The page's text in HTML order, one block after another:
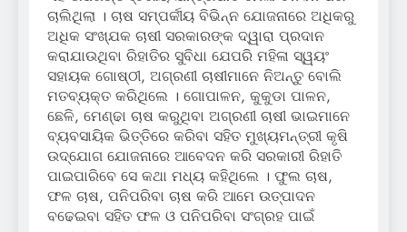
ଚାଲିଥିଲା । ଚାଷ ସମ୍ପର୍କୀୟ ବିଭିନ୍ନ ଯୋଜନାରେ ଅଧିକରୁ
ଅଧିକ ସଂଖ୍‌ଯକ ଚାଷୀ ସରକାରଙ୍କ ଦ୍ୱାରା ପ୍ରଦାନ
କରାଯାଉଥିବା ରିହାତିର ସୁବିଧା ଯେପରି ମହିଳା ସ୍ୱୟଂ
ସହାୟକ ଗୋଷ୍ଠୀ, ଅଗ୍ରଣୀ ଚାଷୀମାନେ ନିଅନ୍ତୁ ବୋଲି
ମତବ୍ୟକ୍ତ କରିଥିଲେ । ଗୋପାଳନ, କୁକୁଡା ପାଳନ,
ଛେଳି, ମେଣ୍ଢା ଚାଷ କରୁଥିବା ଅଗ୍ରଣୀ ଚାଷୀ ଭାଇମାନେ
ବ୍ୟବସାୟିକ ଭିତ୍ତିରେ କରିବା ସହିତ ମୁଖ୍ୟମନ୍ତ୍ରୀ କୃଷି
ଉଦ୍‌ଯୋଗ ଯୋଜନାରେ ଆବେଦନ କରି ସରକାରୀ ରିହାତି
ପାଇପାରିବେ ସେ କଥା ମଧ୍ୟ କହିଥିଲେ । ଫୁଲ ଚାଷ,
ଫଳ ଚାଷ, ପନିପରିବା ଚାଷ କରି ଆମେ ଉତ୍ପାଦନ
ବଢେଇବା ସହିତ ଫଳ ଓ ପନିପରିବା ସଂଗ୍ରହ ପାଇଁ